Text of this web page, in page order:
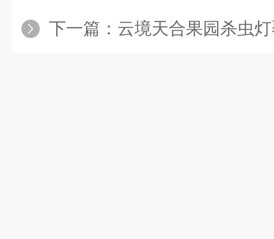
下一篇： 云境天合果园杀虫灯覆盖范围：为15-50